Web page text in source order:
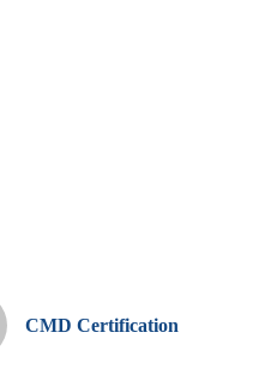
CMD Certification